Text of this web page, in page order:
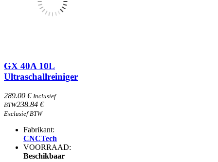
GX 40A 10L
Ultraschallreiniger
289.00 € Inclusief
BTW238.84 €
Exclusief BTW
Fabrikant:
CNCTech
VOORRAAD:
Beschikbaar